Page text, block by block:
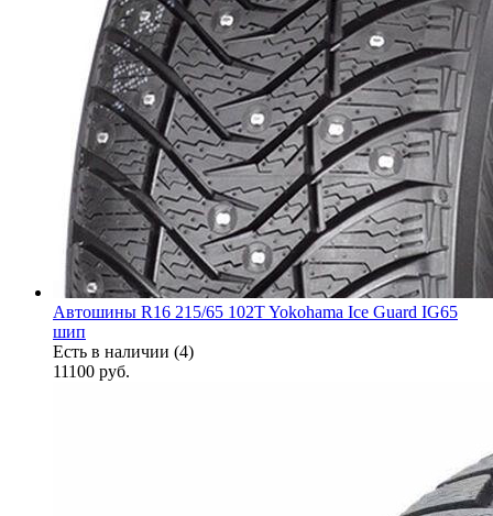
Автошины R16 215/65 102T Yokohama Ice Guard IG65
шип
Есть в наличии (4)
11100 руб.